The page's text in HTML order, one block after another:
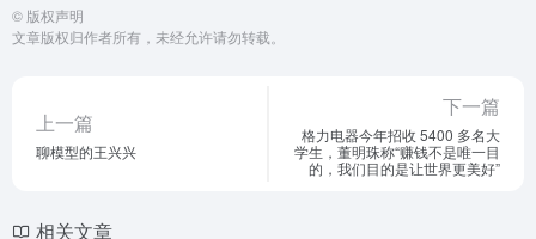
© 版权声明
文章版权归作者所有，未经允许请勿转载。
上一篇
聊模型的王兴兴
下一篇
格力电器今年招收 5400 多名大
学生，董明珠称“赚钱不是唯一目
的，我们目的是让世界更美好”
相关文章